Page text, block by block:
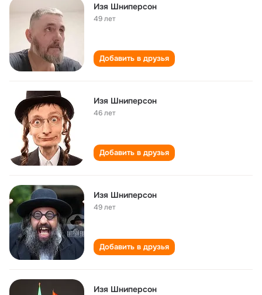
Изя Шниперсон
49 лет
Добавить в друзья
Изя Шниперсон
46 лет
Добавить в друзья
Изя Шниперсон
49 лет
Добавить в друзья
Изя Шниперсон